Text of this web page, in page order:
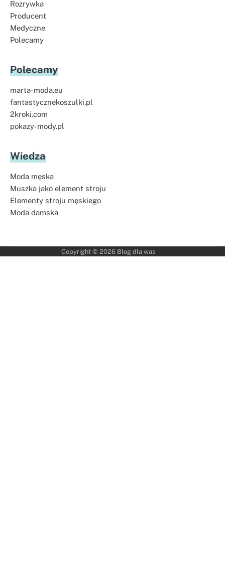
Rozrywka
Producent
Medyczne
Polecamy
Polecamy
marta-moda.eu
fantastycznekoszulki.pl
2kroki.com
pokazy-mody.pl
Wiedza
Moda męska
Muszka jako element stroju
Elementy stroju męskiego
Moda damska
Copyright © 2026 Blog dla was